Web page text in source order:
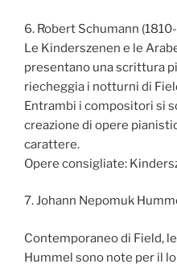
6. Robert Schumann
Le Kinderszenen e le
presentano una scrittura
riecheggia i notturni di
Entrambi i compositori si
creazione di opere
carattere.
Opere consigliate:
7. Johann Nepomuk
Contemporaneo di Field,
Hummel sono note per il